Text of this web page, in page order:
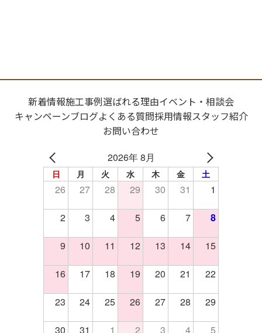
新着情報施工事例選ばれる理由イベント・相談会
キャンペーンブログよくある質問採用情報スタッフ紹介
お問い合わせ
2026年 8月
日 月 火 水 木 金 土
26 27 28 29 30 31 1
2 3 4 5 6 7 8
9 10 11 12 13 14 15
16 17 18 19 20 21 22
23 24 25 26 27 28 29
30 31 1 2 3 4 5